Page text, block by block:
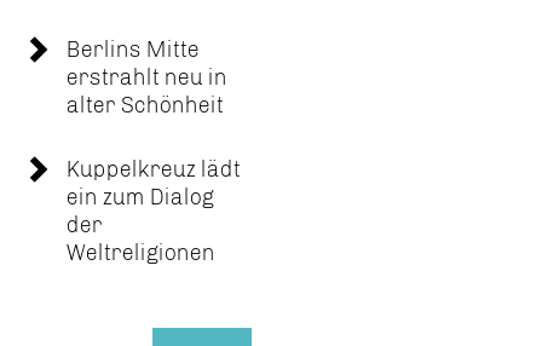
Berlins Mitte
erstrahlt neu in
alter Schönheit
Kuppelkreuz lädt
ein zum Dialog
der
Weltreligionen